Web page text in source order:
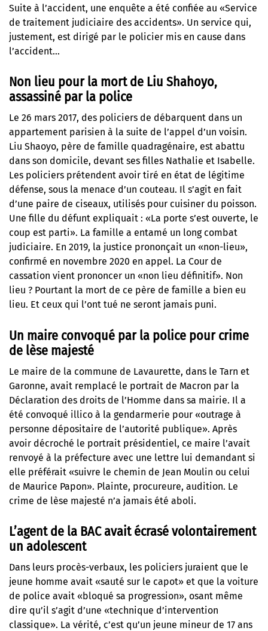
Suite à l’accident, une enquête a été confiée au «Service
de traitement judiciaire des accidents». Un service qui,
justement, est dirigé par le policier mis en cause dans
l’accident…
Non lieu pour la mort de Liu Shahoyo,
assassiné par la police
Le 26 mars 2017, des policiers de débarquent dans un
appartement parisien à la suite de l’appel d’un voisin.
Liu Shaoyo, père de famille quadragénaire, est abattu
dans son domicile, devant ses filles Nathalie et Isabelle.
Les policiers prétendent avoir tiré en état de légitime
défense, sous la menace d’un couteau. Il s’agit en fait
d’une paire de ciseaux, utilisés pour cuisiner du poisson.
Une fille du défunt expliquait : «La porte s’est ouverte, le
coup est parti». La famille a entamé un long combat
judiciaire. En 2019, la justice prononçait un «non-lieu»,
confirmé en novembre 2020 en appel. La Cour de
cassation vient prononcer un «non lieu définitif». Non
lieu ? Pourtant la mort de ce père de famille a bien eu
lieu. Et ceux qui l’ont tué ne seront jamais puni.
Un maire convoqué par la police pour crime
de lèse majesté
Le maire de la commune de Lavaurette, dans le Tarn et
Garonne, avait remplacé le portrait de Macron par la
Déclaration des droits de l’Homme dans sa mairie. Il a
été convoqué illico à la gendarmerie pour «outrage à
personne dépositaire de l’autorité publique». Après
avoir décroché le portrait présidentiel, ce maire l’avait
renvoyé à la préfecture avec une lettre lui demandant si
elle préférait «suivre le chemin de Jean Moulin ou celui
de Maurice Papon». Plainte, procureure, audition. Le
crime de lèse majesté n’a jamais été aboli.
L’agent de la BAC avait écrasé volontairement
un adolescent
Dans leurs procès-verbaux, les policiers juraient que le
jeune homme avait «sauté sur le capot» et que la voiture
de police avait «bloqué sa progression», osant même
dire qu’il s’agit d’une «technique d’intervention
classique». La vérité, c’est qu’un jeune mineur de 17 ans